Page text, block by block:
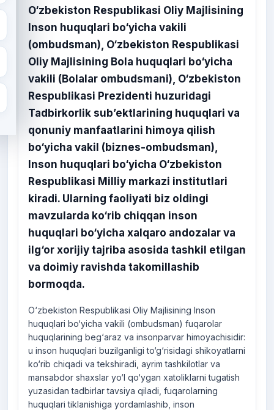
O‘zbekiston Respublikasi Oliy Majlisining
Inson huquqlari bo‘yicha vakili
(ombudsman), O‘zbekiston Respublikasi
Oliy Majlisining Bola huquqlari bo‘yicha
vakili (Bolalar ombudsmani), O‘zbekiston
Respublikasi Prezidenti huzuridagi
Tadbirkorlik sub’ektlarining huquqlari va
qonuniy manfaatlarini himoya qilish
bo‘yicha vakil (biznes-ombudsman),
Inson huquqlari bo‘yicha O‘zbekiston
Respublikasi Milliy markazi institutlari
kiradi. Ularning faoliyati biz oldingi
mavzularda ko‘rib chiqqan inson
huquqlari bo‘yicha xalqaro andozalar va
ilg‘or xorijiy tajriba asosida tashkil etilgan
va doimiy ravishda takomillashib
bormoqda.
O‘zbekiston Respublikasi Oliy Majlisining Inson
huquqlari bo‘yicha vakili (ombudsman) fuqarolar
huquqlarining beg‘araz va insonparvar himoyachisidir:
u inson huquqlari buzilganligi to‘g‘risidagi shikoyatlarni
ko‘rib chiqadi va tekshiradi, ayrim tashkilotlar va
mansabdor shaxslar yo‘l qo‘ygan xatoliklarni tugatish
yuzasidan tadbirlar tavsiya qiladi, fuqarolarning
huquqlari tiklanishiga yordamlashib, inson